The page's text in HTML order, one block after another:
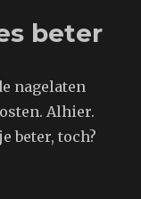
beter
nagelaten
Alhier.
beter, toch?